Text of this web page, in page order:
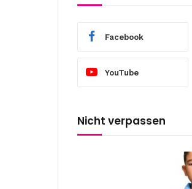
Facebook
YouTube
Nicht verpassen